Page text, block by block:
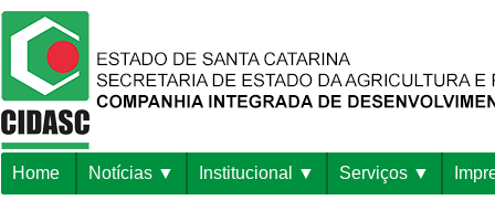
Home Notícias Institucional Serviços